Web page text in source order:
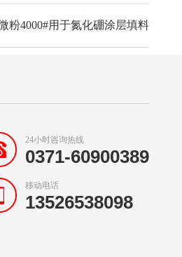
粉4000#用于氮化硼涂层填料
24小时咨询热线
0371-60900389
移动电话
13526538098